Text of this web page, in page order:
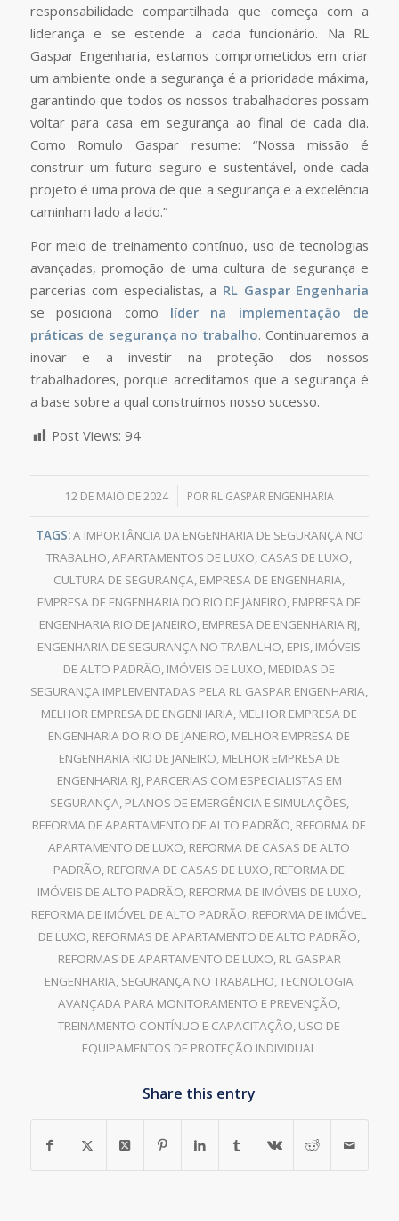
responsabilidade compartilhada que começa com a
liderança e se estende a cada funcionário. Na RL
Gaspar Engenharia, estamos comprometidos em criar
um ambiente onde a segurança é a prioridade máxima,
garantindo que todos os nossos trabalhadores possam
voltar para casa em segurança ao final de cada dia.
Como Romulo Gaspar resume: “Nossa missão é
construir um futuro seguro e sustentável, onde cada
projeto é uma prova de que a segurança e a excelência
caminham lado a lado.”
Por meio de treinamento contínuo, uso de tecnologias
avançadas, promoção de uma cultura de segurança e
parcerias com especialistas, a RL Gaspar Engenharia
se posiciona como líder na implementação de
práticas de segurança no trabalho. Continuaremos a
inovar e a investir na proteção dos nossos
trabalhadores, porque acreditamos que a segurança é
a base sobre a qual construímos nosso sucesso.
Post Views: 94
12 DE MAIO DE 2024
/ POR RL GASPAR ENGENHARIA
TAGS:A IMPORTÂNCIA DA ENGENHARIA DE SEGURANÇA NO
TRABALHO,APARTAMENTOS DE LUXO, CASAS DE LUXO,
CULTURA DE SEGURANÇA, EMPRESA DE ENGENHARIA,
EMPRESA DE ENGENHARIA DO RIO DE JANEIRO, EMPRESA DE
ENGENHARIA RIO DE JANEIRO, EMPRESA DE ENGENHARIA RJ,
ENGENHARIA DE SEGURANÇA NO TRABALHO, EPIS, IMÓVEIS
DE ALTO PADRÃO, IMÓVEIS DE LUXO, MEDIDAS DE
SEGURANÇA IMPLEMENTADAS PELA RL GASPAR ENGENHARIA,
MELHOR EMPRESA DE ENGENHARIA, MELHOR EMPRESA DE
ENGENHARIA DO RIO DE JANEIRO, MELHOR EMPRESA DE
ENGENHARIA RIO DE JANEIRO, MELHOR EMPRESA DE
ENGENHARIA RJ, PARCERIAS COM ESPECIALISTAS EM
SEGURANÇA, PLANOS DE EMERGÊNCIA E SIMULAÇÕES,
REFORMA DE APARTAMENTO DE ALTO PADRÃO, REFORMA DE
APARTAMENTO DE LUXO, REFORMA DE CASAS DE ALTO
PADRÃO, REFORMA DE CASAS DE LUXO, REFORMA DE
IMÓVEIS DE ALTO PADRÃO, REFORMA DE IMÓVEIS DE LUXO,
REFORMA DE IMÓVEL DE ALTO PADRÃO, REFORMA DE IMÓVEL
DE LUXO, REFORMAS DE APARTAMENTO DE ALTO PADRÃO,
REFORMAS DE APARTAMENTO DE LUXO, RL GASPAR
ENGENHARIA, SEGURANÇA NO TRABALHO,TECNOLOGIA
AVANÇADA PARA MONITORAMENTO E PREVENÇÃO,
TREINAMENTO CONTÍNUO E CAPACITAÇÃO, USO DE
EQUIPAMENTOS DE PROTEÇÃO INDIVIDUAL
Share this entry